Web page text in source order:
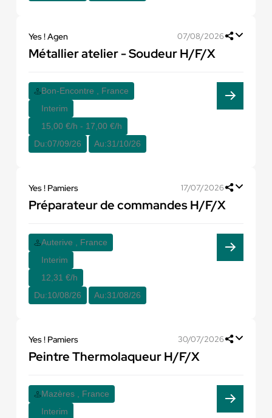
Yes ! Agen 07/08/2026
Métallier atelier - Soudeur H/F/X
Bon-Encontre , France
Interim
15,00 €/h - 17,00 €/h
Du:07/09/26 Au:31/10/26
Yes ! Pamiers 17/07/2026
Préparateur de commandes H/F/X
Auterive , France
Interim
12,31 €/h
Du:10/08/26 Au:31/08/26
Yes ! Pamiers 30/07/2026
Peintre Thermolaqueur H/F/X
Mazères , France
Interim